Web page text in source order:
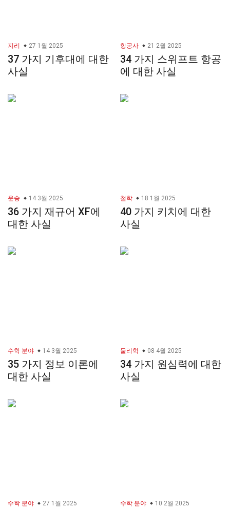
지리 27 1월 2025
37 가지 기후대에 대한
사실
항공사 21 2월 2025
34 가지 스위프트 항공
에 대한 사실
운송 14 3월 2025
36 가지 재규어 XF에
대한 사실
철학 18 1월 2025
40 가지 키치에 대한
사실
수학 분야 14 3월 2025
35 가지 정보 이론에
대한 사실
물리학 08 4월 2025
34 가지 원심력에 대한
사실
수학 분야 27 1월 2025 수학 분야 10 2월 2025